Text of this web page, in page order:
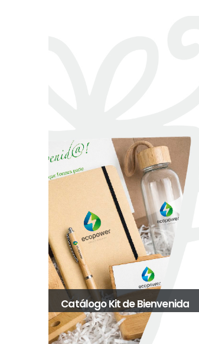
Catálogo Kit de Bienvenida